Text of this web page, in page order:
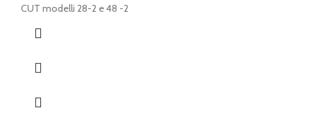
CUT modelli 28-2 e 48 -2